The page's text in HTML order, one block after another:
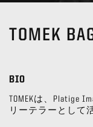
TOMEK
BIO
TOMEKは、Platige
リーテラーとして